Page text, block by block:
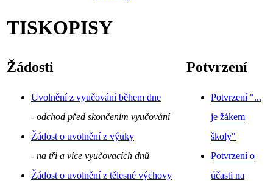
TISKOPISY
Žádosti
Uvolnění z vyučování během dne
- odchod před skončením vyučování
Žádost o uvolnění z výuky
- na tři a více vyučovacích dnů
Žádost o uvolnění z tělesné výchovy
Potvrzení
Potvrzení "...
je žákem
školy"
Potvrzení o
účasti na